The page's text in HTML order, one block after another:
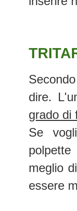
dire.
grado di
Se
meglio
essere